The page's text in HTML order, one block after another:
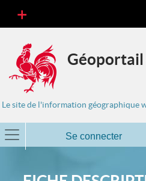
Géoportail
Le site de l'information géographique
Se connecter